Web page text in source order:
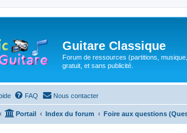
Guitare Classique
Forum de ressources (partitions,
gratuit, et sans publicité.
FAQ Nous contacter
Portail Index du forum Foire aux questions